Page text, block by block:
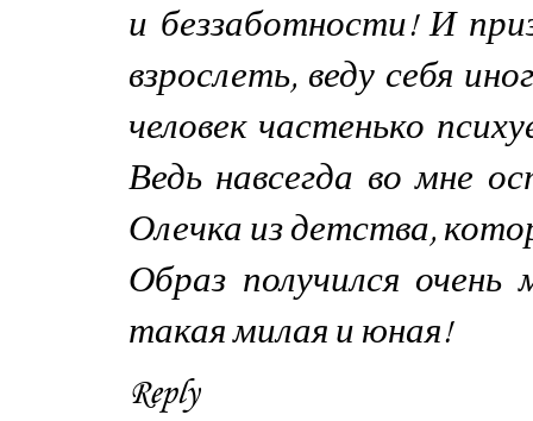
и беззаботности! И
взрослеть, веду себя
человек частенько
Ведь навсегда во мне
Олечка из детства,
Образ получился
такая милая и юная!
Reply